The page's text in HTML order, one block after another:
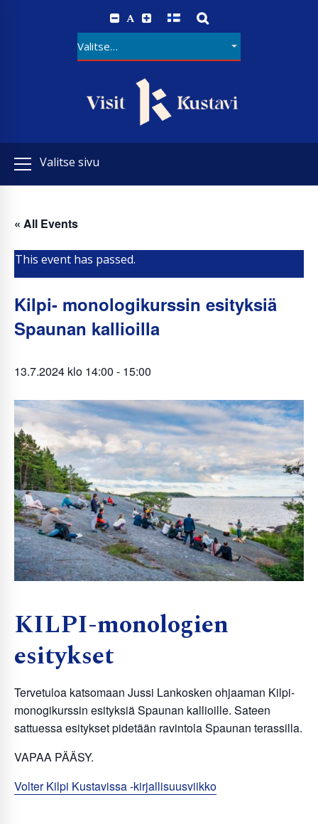
A
Valitse sivu
« All Events
This event has passed.
Kilpi- monologikurssin esityksiä
Spaunan kallioilla
13.7.2024 klo 14:00 - 15:00
KILPI-monologien
esitykset
Tervetuloa katsomaan Jussi Lankosken ohjaaman Kilpi-
monogikurssin esityksiä Spaunan kallioille. Sateen
sattuessa esitykset pidetään ravintola Spaunan terassilla.
VAPAA PÄÄSY.
Volter Kilpi Kustavissa -kirjallisuusviikko